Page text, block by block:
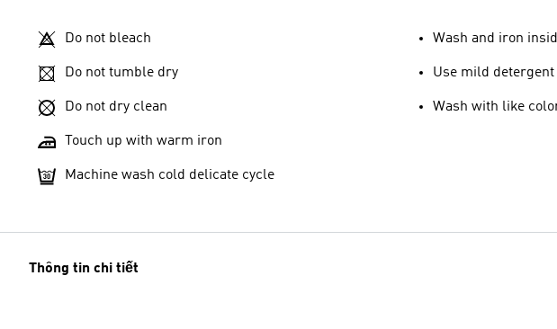
Do not bleach
Do not tumble dry
Do not dry clean
Touch up with warm iron
Machine wash cold delicate cycle
Wash and iron
Use mild detergent
Wash with like
Thông tin chi tiết